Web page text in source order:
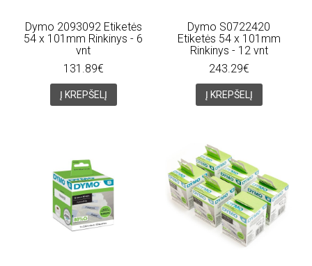
Dymo 2093092 Etiketės
54 x 101mm Rinkinys - 6
vnt
131.89€
Į KREPŠELĮ
Dymo S0722420
Etiketės 54 x 101mm
Rinkinys - 12 vnt
243.29€
Į KREPŠELĮ